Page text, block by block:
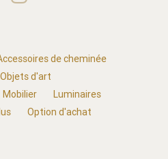
de cheminée
Objets d'art
Mobilier
Luminaires
Option d'achat